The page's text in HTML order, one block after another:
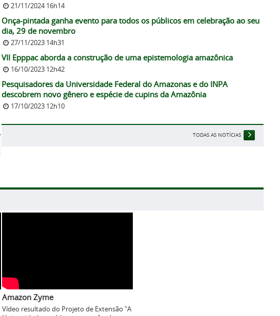
21/11/2024 16h14
Onça-pintada ganha evento para todos os públicos em celebração ao seu
dia, 29 de novembro
27/11/2023 14h31
VII Epppac aborda a construção de uma epistemologia amazônica
16/10/2023 12h42
Pesquisadores da Universidade Federal do Amazonas e do INPA
descobrem novo gênero e espécie de cupins da Amazônia
17/10/2023 12h10
TODAS AS NOTÍCIAS
Amazon Zyme
Vídeo resultado do Projeto de Extensão "A